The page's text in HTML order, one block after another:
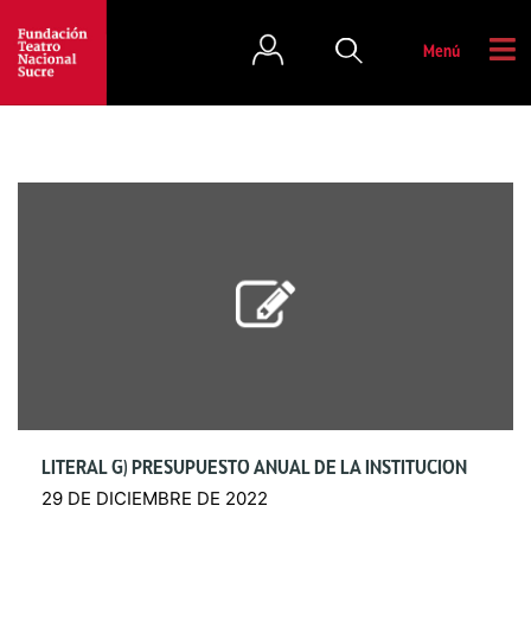
Menú
LITERAL G) PRESUPUESTO ANUAL DE LA INSTITUCIÓN
29 DE DICIEMBRE DE 2022